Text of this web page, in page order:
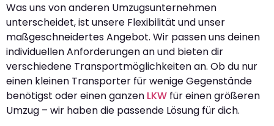
Was uns von anderen Umzugsunternehmen
unterscheidet, ist unsere Flexibilität und unser
maßgeschneidertes Angebot. Wir passen uns deinen
individuellen Anforderungen an und bieten dir
verschiedene Transportmöglichkeiten an. Ob du nur
einen kleinen Transporter für wenige Gegenstände
benötigst oder einen ganzen LKW für einen größeren
Umzug – wir haben die passende Lösung für dich.